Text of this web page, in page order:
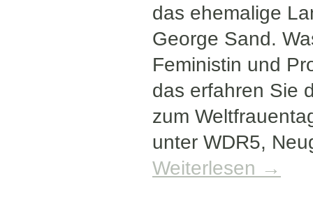
das ehemalige
George Sand.
Feministin und
das erfahren Sie
zum
unter WDR5,
Weiterlesen →